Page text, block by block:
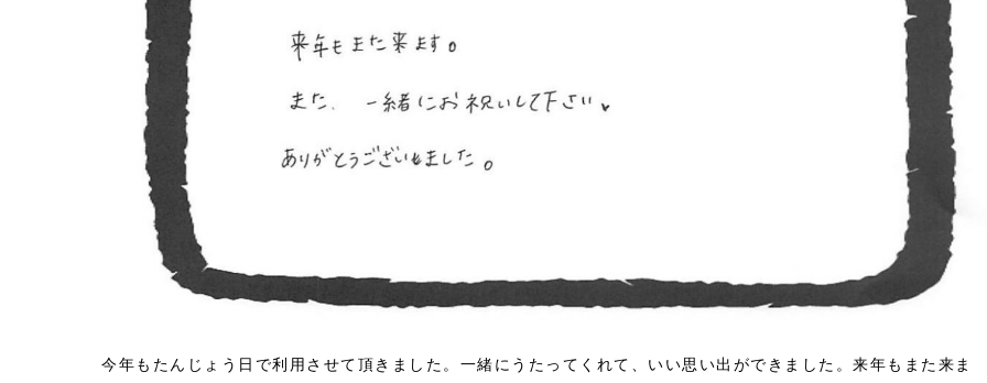
今年もたんじょう日で利用させて頂きました。一緒にうたってくれて、いい思い出ができました。来年もまた来ま